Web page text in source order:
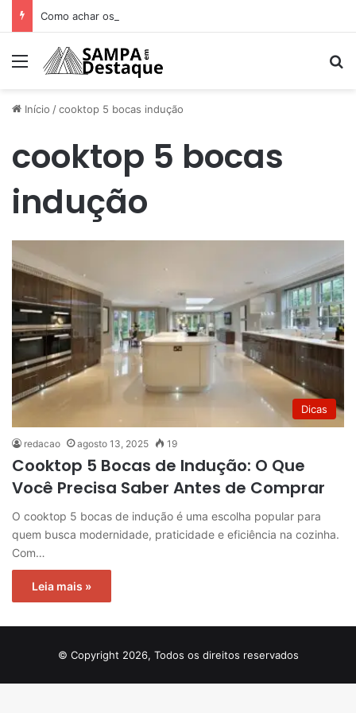
Menu
Início /cooktop 5 bocas indução
cooktop 5 bocas
indução
Dicas
redacao agosto 13, 2025 19
Cooktop 5 Bocas de Indução: O Que
Você Precisa Saber Antes de Comprar
O cooktop 5 bocas de indução é uma escolha popular para
quem busca modernidade, praticidade e eficiência na cozinha.
Com…
Leia mais »
© Copyright 2026, Todos os direitos reservados